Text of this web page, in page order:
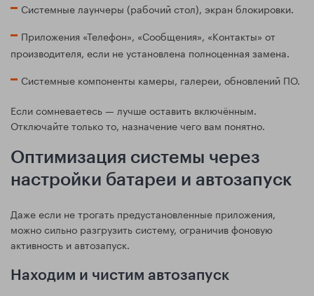
Системные лаунчеры (рабочий стол), экран блокировки.
Приложения «Телефон», «Сообщения», «Контакты» от
производителя, если не установлена полноценная замена.
Системные компоненты камеры, галереи, обновлений ПО.
Если сомневаетесь — лучше оставить включённым.
Отключайте только то, назначение чего вам понятно.
Оптимизация системы через
настройки батареи и автозапуск
Даже если не трогать предустановленные приложения,
можно сильно разгрузить систему, ограничив фоновую
активность и автозапуск.
Находим и чистим автозапуск